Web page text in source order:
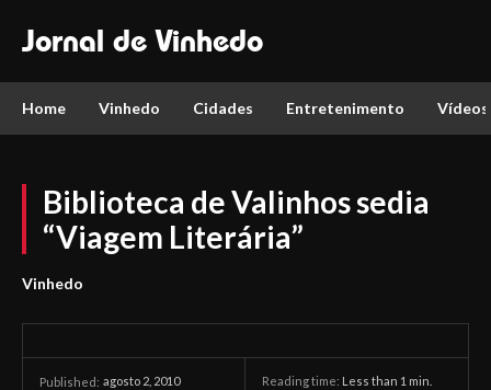
Jornal de Vinhedo
Home Vinhedo Cidades Entretenimento Vídeos
Biblioteca de Valinhos sedia
“Viagem Literária”
Vinhedo
Published: agosto 2, 2010 Reading time: Less than 1 min.